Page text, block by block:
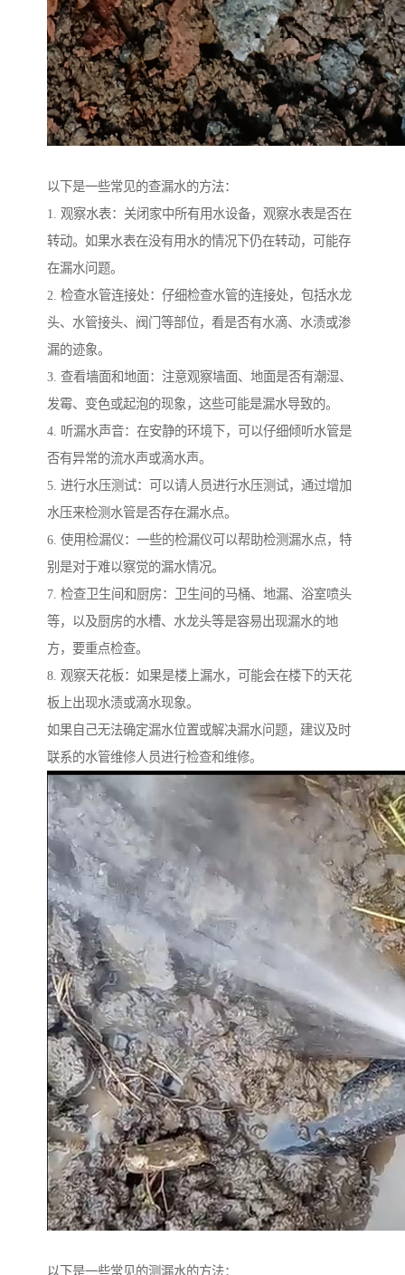
以下是一些常见的查漏水的方法：
1. 观察水表：关闭家中所有用水设备，观察水表是否在
转动。如果水表在没有用水的情况下仍在转动，可能存
在漏水问题。
2. 检查水管连接处：仔细检查水管的连接处，包括水龙
头、水管接头、阀门等部位，看是否有水滴、水渍或渗
漏的迹象。
3. 查看墙面和地面：注意观察墙面、地面是否有潮湿、
发霉、变色或起泡的现象，这些可能是漏水导致的。
4. 听漏水声音：在安静的环境下，可以仔细倾听水管是
否有异常的流水声或滴水声。
5. 进行水压测试：可以请人员进行水压测试，通过增加
水压来检测水管是否存在漏水点。
6. 使用检漏仪：一些的检漏仪可以帮助检测漏水点，特
别是对于难以察觉的漏水情况。
7. 检查卫生间和厨房：卫生间的马桶、地漏、浴室喷头
等，以及厨房的水槽、水龙头等是容易出现漏水的地
方，要重点检查。
8. 观察天花板：如果是楼上漏水，可能会在楼下的天花
板上出现水渍或滴水现象。
如果自己无法确定漏水位置或解决漏水问题，建议及时
联系的水管维修人员进行检查和维修。
以下是一些常见的测漏水的方法：